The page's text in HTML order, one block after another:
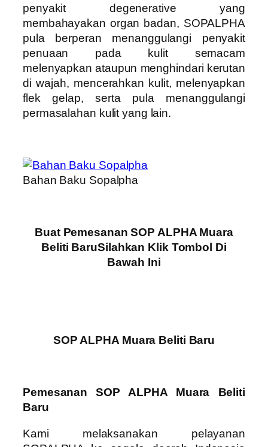
penyakit degenerative yang
membahayakan organ badan, SOPALPHA
pula berperan menanggulangi penyakit
penuaan pada kulit semacam
melenyapkan ataupun menghindari kerutan
di wajah, mencerahkan kulit, melenyapkan
flek gelap, serta pula menanggulangi
permasalahan kulit yang lain.
Bahan Baku Sopalpha
Buat Pemesanan SOP ALPHA Muara
Beliti BaruSilahkan Klik Tombol Di
Bawah Ini
SOP ALPHA Muara Beliti Baru
Pemesanan SOP ALPHA Muara Beliti
Baru
Kami melaksanakan pelayanan